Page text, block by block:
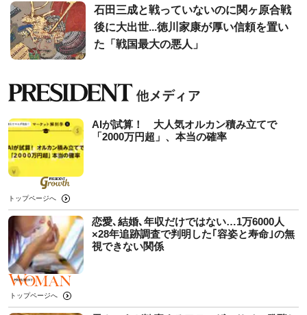
石田三成と戦っていないのに関ヶ原合戦
後に大出世...徳川家康が厚い信頼を置い
た「戦国最大の悪人」
AIが試算！ 大人気オルカン積み立てで
「2000万円超」、本当の確率
トップページへ
恋愛､結婚､年収だけではない…1万6000人
×28年追跡調査で判明した｢容姿と寿命｣の無
視できない関係
トップページへ